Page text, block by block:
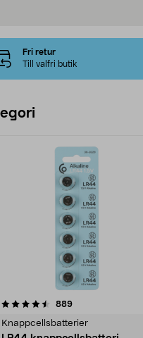
Fri retur
Till valfri butik
889recensioner
Knappcellsbatterier
4.5 av 5 stjärnor